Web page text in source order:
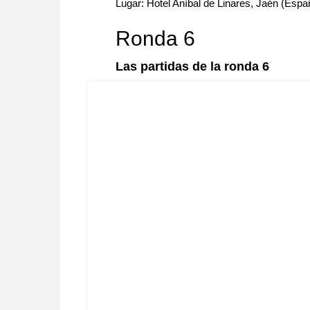
Lugar: Hotel Aníbal de Linares, Jaén
Ronda 6
Las partidas de la ronda 6